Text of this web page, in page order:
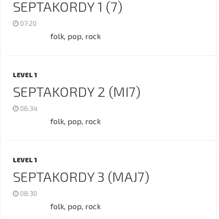
SEPTAKORDY 1 (7)
07:20
folk, pop, rock
LEVEL 1
SEPTAKORDY 2 (MI7)
06:34
folk, pop, rock
LEVEL 1
SEPTAKORDY 3 (MAJ7)
08:30
folk, pop, rock